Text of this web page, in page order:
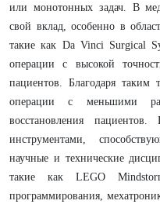
или монотонных задач. В
свой вклад, особенно в
такие как Da Vinci Surgical
операции с высокой
пациентов. Благодаря таким
операции с меньшими
восстановления
инструментами,
научные и технические
такие как LEGO
программирования,